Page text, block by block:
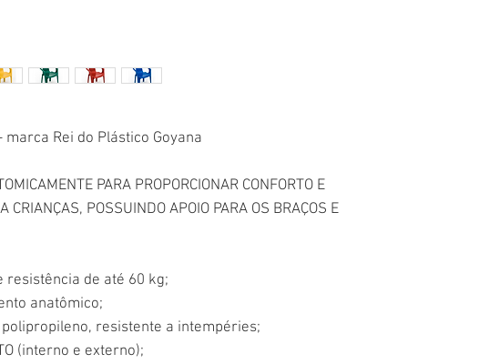
Rei do Plástico Goyana
PARA PROPORCIONAR CONFORTO E
CRIANÇAS, POSSUINDO APOIO PARA OS BRAÇOS E
resistência de até 60 kg;
anatômico;
resistente a intempéries;
(interno e externo);